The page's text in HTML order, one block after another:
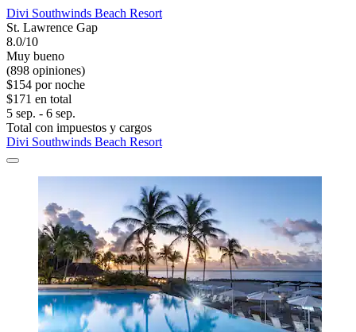
Divi Southwinds Beach Resort
St. Lawrence Gap
8.0/10
Muy bueno
(898 opiniones)
$154 por noche
$171 en total
5 sep. - 6 sep.
Total con impuestos y cargos
Divi Southwinds Beach Resort